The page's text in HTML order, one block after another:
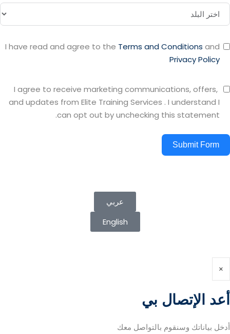
I have read and agree to the Terms and Conditions and
Privacy Policy
I agree to receive marketing communications, offers,
and updates from Elite Training Services . I understand I
can opt out by unchecking this statement.
Submit Form
عربي
English
×
أعد الإتصال بي
أدخل بياناتك وسنقوم بالتواصل معك